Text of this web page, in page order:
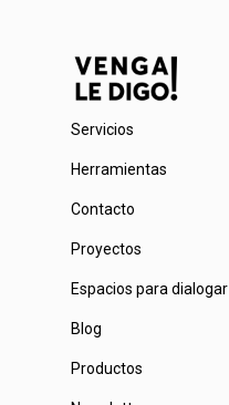
Servicios
Herramientas
Contacto
Proyectos
Espacios para dialogar
Blog
Productos